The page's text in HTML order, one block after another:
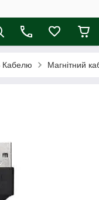
Кабелю Магнітний